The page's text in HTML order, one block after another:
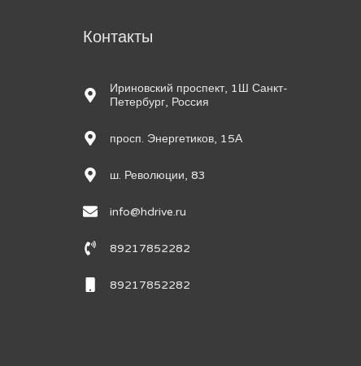
Контакты
Ириновский проспект, 1Ш Санкт-
Петербург, Россия
просп. Энергетиков, 15А
ш. Революции, 83
info@hdrive.ru
89217852282
89217852282